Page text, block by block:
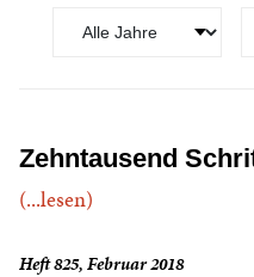
Zehntausend
(...lesen)
Heft 825, Februar 2018